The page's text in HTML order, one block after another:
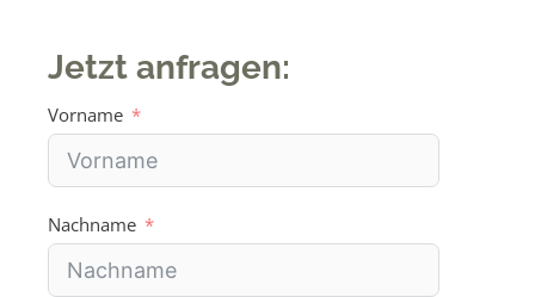
Jetzt anfragen:
Vorname
Nachname